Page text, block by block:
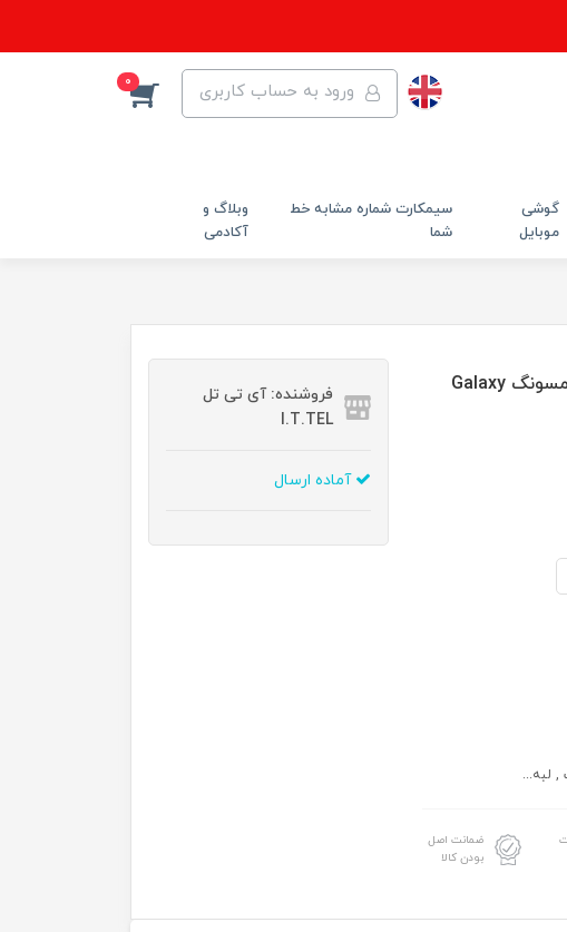
ورود به حساب کاربری 0
گوشی
موبایل
سیمکارت شماره مشابه خط
شما
وبلاگ و
آکادمی
کاور مدل JEL-22 مناسب برای گوشی موبایل سامسونگ Galaxy
لبه...
ضمانت اصل
بودن کالا
فروشنده: آی تی تل
I.T.TEL
آماده ارسال